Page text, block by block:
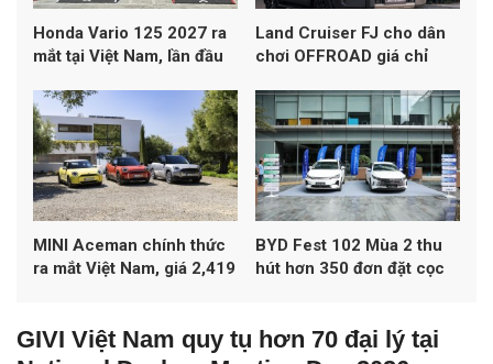
Honda Vario 125 2027 ra
mắt tại Việt Nam, lần đầu
Land Cruiser FJ cho dân
chơi OFFROAD giá chỉ
MINI Aceman chính thức
ra mắt Việt Nam, giá 2,419
BYD Fest 102 Mùa 2 thu
hút hơn 350 đơn đặt cọc
GIVI Việt Nam quy tụ hơn 70 đại lý tại